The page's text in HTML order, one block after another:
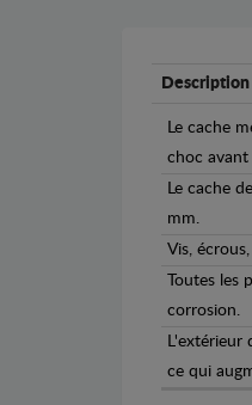
Le cache
choc avant
Le cache
mm.
Vis,
Toutes
corrosion.
L'extérieur
ce qui